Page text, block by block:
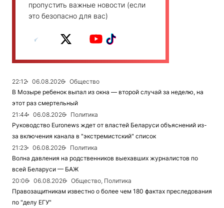
пропустить важные новости (если
это безопасно для вас)
22:12 06.08.2026
Общество
В Мозыре ребенок выпал из окна — второй случай за неделю, на
этот раз смертельный
21:44
06.08.2026
Политика
Руководство Euronews ждет от властей Беларуси объяснений из-
за включения канала в "экстремистский" список
21:23
06.08.2026
Политика
Волна давления на родственников выехавших журналистов по
всей Беларуси — БАЖ
20:06
06.08.2026
Общество, Политика
Правозащитникам известно о более чем 180 фактах преследования
по "делу ЕГУ"